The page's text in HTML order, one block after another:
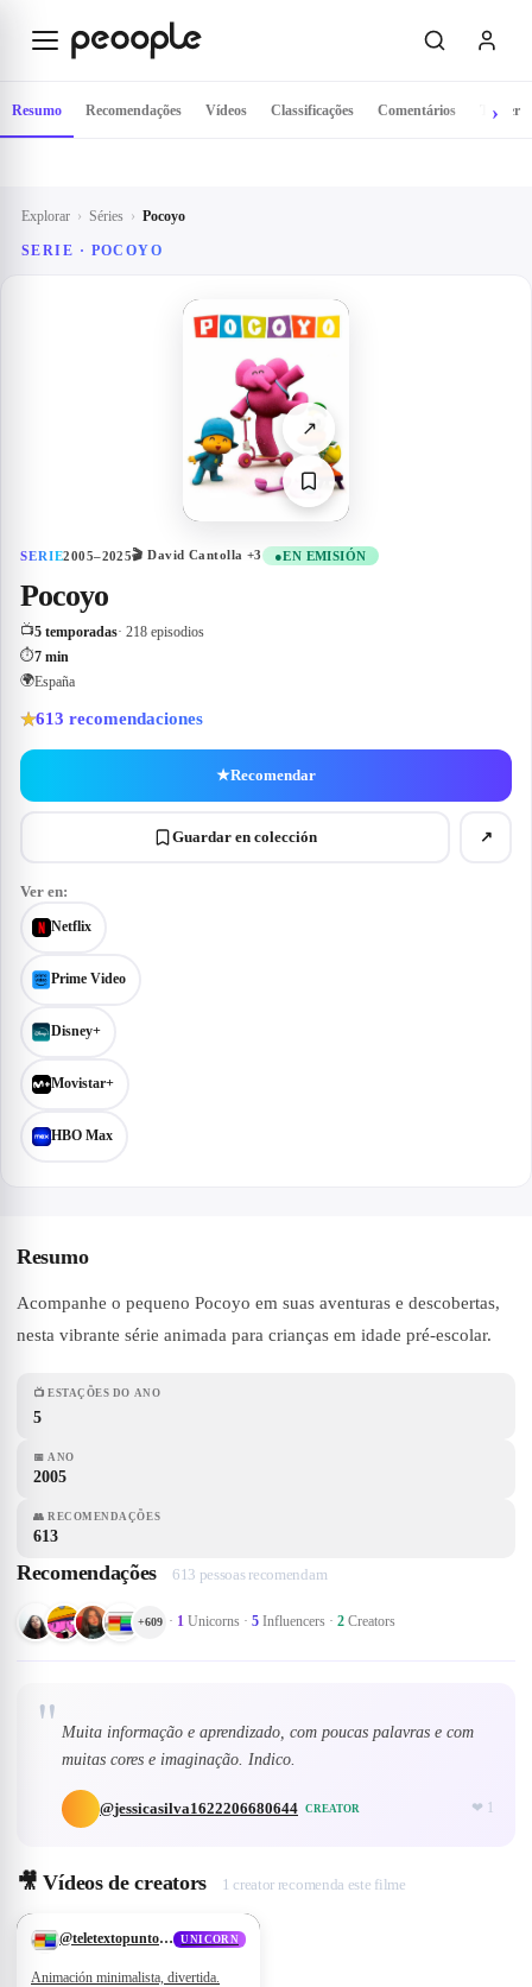
Explorar › Séries › Pocoyo
SERIE · POCOYO
↗
SERIE2005–2025🎬David Cantolla +3 ●EN EMISIÓN
Pocoyo
📺5 temporadas· 218 episodios
⏱7 min
🌍España
★613 recomendaciones
★Recomendar
Guardar en colección ↗
Ver en:
Netflix
Prime Video
Disney+
Movistar+
HBO Max
Resumo Recomendações Vídeos Classificações Comentários Trailer
Resumo
Acompanhe o pequeno Pocoyo em suas aventuras e descobertas,
nesta vibrante série animada para crianças em idade pré-escolar.
📺 ESTAÇÕES DO ANO
5
📅 ANO
2005
👥 RECOMENDAÇÕES
613
Recomendações 613 pessoas recomendam
+609 · 1 Unicorns · 5 Influencers · 2 Creators
" Muita informação e aprendizado, com poucas palavras e com
muitas cores e imaginação. Indico.
@jessicasilva1622206680644 CREATOR ❤ 1
🎥Vídeos de creators 1 creator recomenda este filme
❤24
@teletextopuntocom UNICORN
Animación minimalista, divertida.